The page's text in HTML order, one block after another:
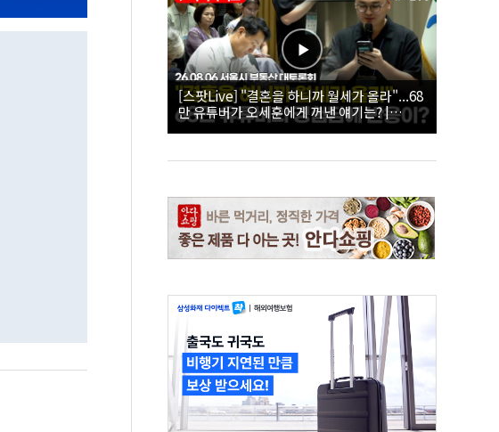
[스팟Live] "결혼을 하니까 월세가 올라"...68
만 유튜버가 오세훈에게 꺼낸 얘기는? |
26.08.06 서울시 부동산 대토론회